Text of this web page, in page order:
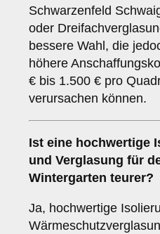
Schwarzenfeld
oder
bessere Wahl, die
höhere
€ bis 1.500 € pro
verursachen können.
Ist eine hochwertige
und Verglasung für
Wintergarten teurer?
Ja, hochwertige